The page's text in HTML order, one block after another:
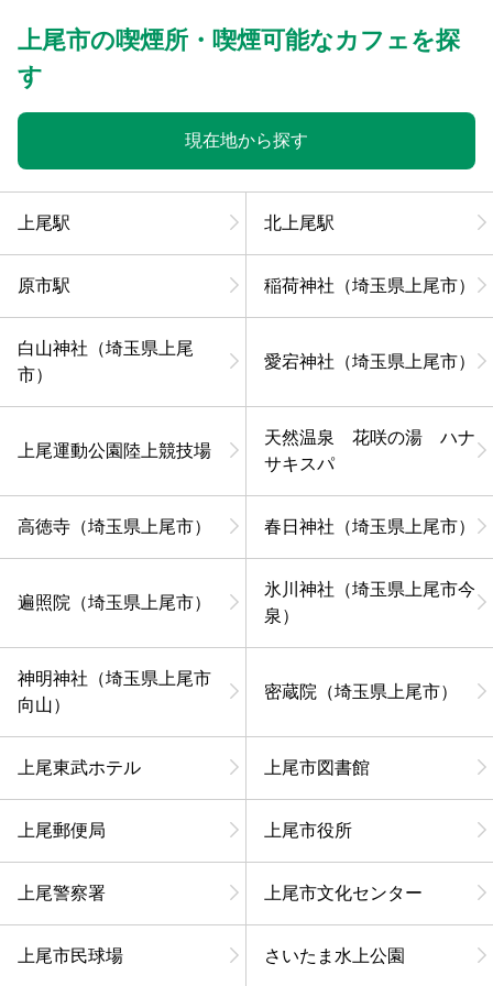
上尾市の喫煙所・喫煙可能なカフェを探
す
現在地から探す
上尾駅 北上尾駅
原市駅 稲荷神社（埼玉県上尾市）
白山神社（埼玉県上尾
市）
愛宕神社（埼玉県上尾市）
上尾運動公園陸上競技場
天然温泉 花咲の湯 ハナ
サキスパ
高徳寺（埼玉県上尾市） 春日神社（埼玉県上尾市）
遍照院（埼玉県上尾市）
氷川神社（埼玉県上尾市今
泉）
神明神社（埼玉県上尾市
向山）
密蔵院（埼玉県上尾市）
上尾東武ホテル 上尾市図書館
上尾郵便局 上尾市役所
上尾警察署 上尾市文化センター
上尾市民球場 さいたま水上公園